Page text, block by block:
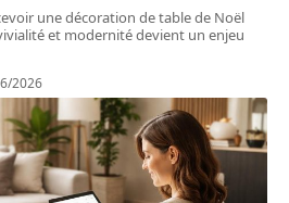
une décoration de table de Noël
et modernité devient un enjeu
2026